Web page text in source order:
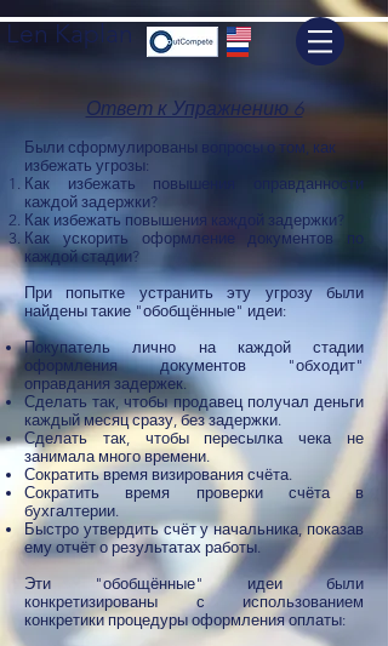
Len Kaplan
Ответ к Упражнению 6
Были сформулированы вопросы о том, как
избежать угрозы:
Как избежать повышения оправданности
каждой задержки?
Как избежать повышения каждой задержки?
Как ускорить оформление документов по
каждой стадии?
При попытке устранить эту угрозу были
найдены такие "обобщённые" идеи:
Покупатель лично на каждой стадии
оформления документов "обходит"
оправдания задержек.
Сделать так, чтобы продавец получал деньги
каждый месяц сразу, без задержки.
Сделать так, чтобы пересылка чека не
занимала много времени.
Сократить время визирования счёта.
Сократить время проверки счёта в
бухгалтерии.
Быстро утвердить счёт у начальника, показав
ему отчёт о результатах работы.
Эти "обобщённые" идеи были
конкретизированы с использованием
конкретики процедуры оформления оплаты: